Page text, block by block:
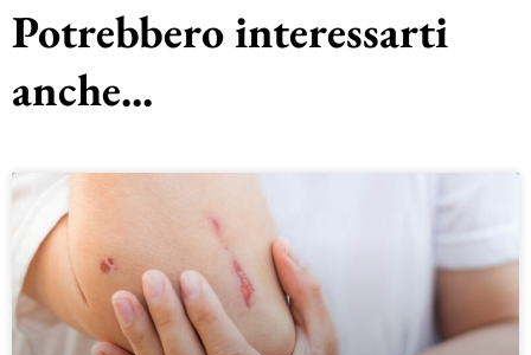
Potrebbero interessarti
anche...